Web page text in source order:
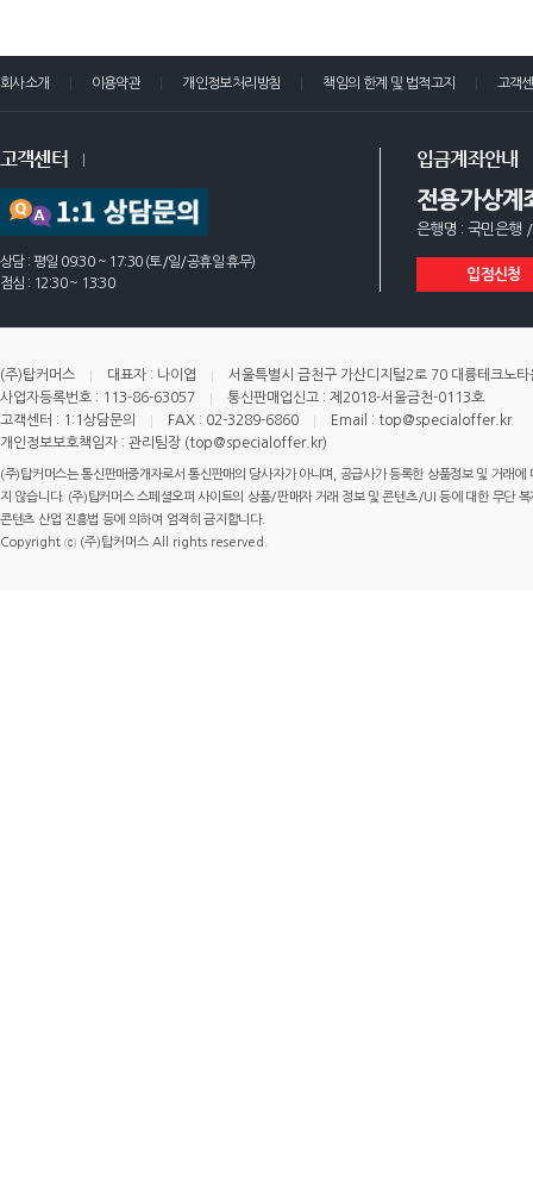
회사소개 이용약관 개인정보처리방침 책임의 한계 및 법적고지 고객
고객센터
상담 : 평일 09:30 ~ 17:30 (토/일/공휴일 휴무)
점심 : 12:30 ~ 13:30
입금계좌안내
전용가상계
은행명 : 국민은행
입점신청
(주)탑커머스 대표자 : 나이엽
서울특별시 금천구 가산디지털2로 70 대륭테크노
사업자등록번호 : 113-86-63057
통신판매업신고 : 제2018-서울금천-0113호
고객센터 : 1:1상담문의
FAX : 02-3289-6860
Email : top@specialoffer.kr
개인정보보호책임자 : 관리팀장 (top@specialoffer.kr)
(주)탑커머스는 통신판매중개자로서 통신판매의 당사자가 아니며, 공급사가 등록한 상품정보 및 거래
지 않습니다. (주)탑커머스 스페셜오퍼 사이트의 상품/판매자 거래 정보 및 콘텐츠/UI 등에 대한 무단
콘텐츠 산업 진흥법 등에 의하여 엄격히 금지합니다.
Copyright ⓒ (주)탑커머스 All rights reserved.